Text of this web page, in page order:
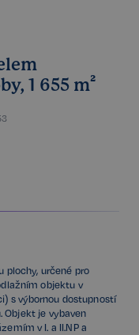
1 655 m²
plochy, určené pro
objektu v
s výbornou dostupností
Objekt je vybaven
v I. a II.NP a